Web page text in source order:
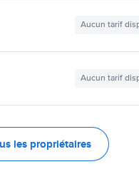
Aucun tarif
Aucun tarif
les propriétaires